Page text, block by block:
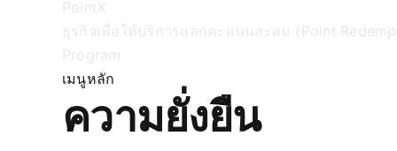
PointX
ธุรกิจเพื่อให้บริการแลกคะแนนสะสม (Point
Program
เมนูหลัก
ความยั่งยืน